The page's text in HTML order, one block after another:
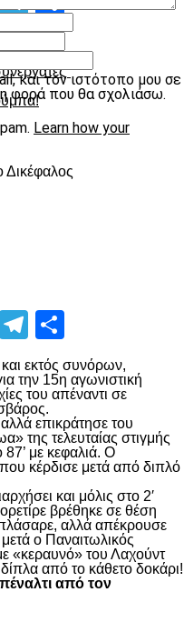
και τον ιστότοπο μου σε
φορά που θα σχολιάσω.
Learn how your
LinkedIn
Telegram
εκτός συνόρων,
την 15η αγωνιστική
του απέναντι σε
επικράτησε του
της τελευταίας στιγμής
με κεφαλιά. Ο
κέρδισε μετά από διπλό
και μόλις στο 2′
βρέθηκε σε θέση
αλλά απέκρουσε
ο Παναιτωλικός
«κεραυνό» του Λαχούντ
από το κάθετο δοκάρι!
από τον